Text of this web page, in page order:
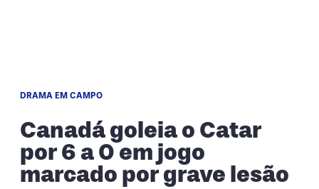
DRAMA EM CAMPO
Canadá goleia o Catar
por 6 a 0 em jogo
marcado por grave lesão